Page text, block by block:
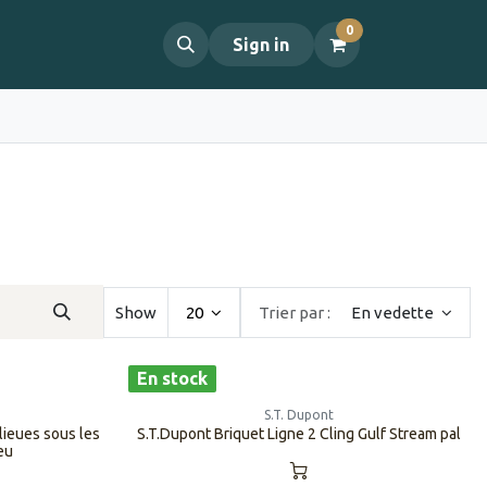
Sign in
0
Trier par : En vedette
Show 20
sous les
En stock
S.T. Dupont
S.T.Dupont Briquet Ligne 2 Cling Gulf Stream pal